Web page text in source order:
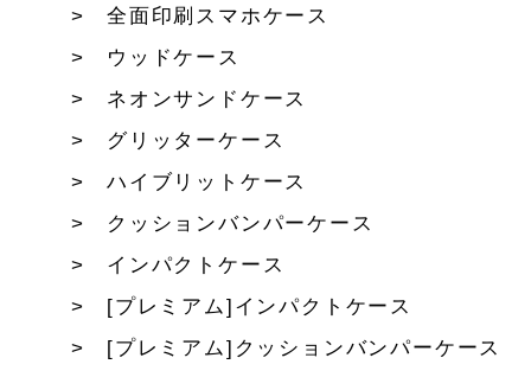
全面印刷スマホケース
ウッドケース
ネオンサンドケース
グリッターケース
ハイブリットケース
クッションバンパーケース
インパクトケース
[プレミアム]インパクトケース
[プレミアム]クッションバンパーケース